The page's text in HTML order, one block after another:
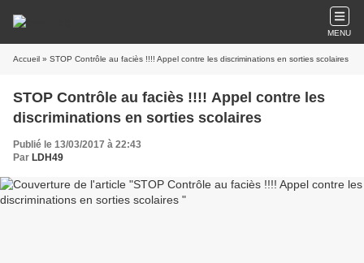
MENU
Accueil » STOP Contrôle au faciès !!!! Appel contre les discriminations en sorties scolaires
STOP Contrôle au faciès !!!! Appel contre les
discriminations en sorties scolaires
Publié le 13/03/2017 à 22:43
Par LDH49